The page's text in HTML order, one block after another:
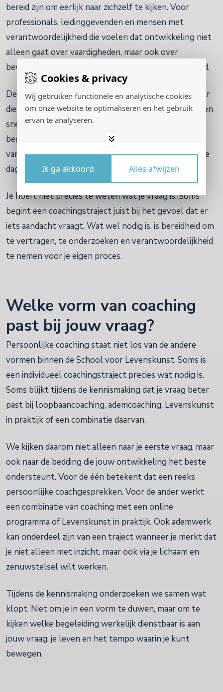
Cookies & privacy
Wij gebruiken functionele en analytische cookies
om onze website te optimaliseren en het gebruik
ervan te analyseren.
Ik ga akkoord Alles afwijzen
bereid zijn om eerlijk naar zichzelf te kijken. Voor
professionals, leidinggevenden en mensen met
verantwoordelijkheid die voelen dat ontwikkeling niet
alleen gaat over vaardigheden, maar ook over
bewustzijn, aanwezigheid en innerlijke volwassenheid.
Deze vorm van coaching past bij je als je verlangt naar
diepgang, maar ook naar toepasbaarheid. Je zoekt geen
snelle oplossing of standaard stappenplan, maar
begeleiding die recht doet aan wie je bent, waar je
vandaan komt en hoe jouw vraag zichtbaar wordt in je
dagelijkse leven.
Je hoeft niet precies te weten wat je vraag is. Soms
begint een coachingstraject juist bij het gevoel dat er
iets aandacht vraagt. Wat wel nodig is, is bereidheid om
te vertragen, te onderzoeken en verantwoordelijkheid
te nemen voor je eigen proces.
Welke vorm van coaching
past bij jouw vraag?
Persoonlijke coaching staat niet los van de andere
vormen binnen de School voor Levenskunst. Soms is
een individueel coachingstraject precies wat nodig is.
Soms blijkt tijdens de kennismaking dat je vraag beter
past bij loopbaancoaching, ademcoaching, Levenskunst
in praktijk of een combinatie daarvan.
We kijken daarom niet alleen naar je eerste vraag, maar
ook naar de bedding die jouw ontwikkeling het beste
ondersteunt. Voor de één betekent dat een reeks
persoonlijke coachgesprekken. Voor de ander werkt
een combinatie van coaching met een online
programma of Levenskunst in praktijk. Ook ademwerk
kan onderdeel zijn van een traject wanneer je merkt dat
je niet alleen met inzicht, maar ook via je lichaam en
zenuwstelsel wilt werken.
Tijdens de kennismaking onderzoeken we samen wat
klopt. Niet om je in een vorm te duwen, maar om te
kijken welke begeleiding werkelijk dienstbaar is aan
jouw vraag, je leven en het tempo waarin je kunt
bewegen.